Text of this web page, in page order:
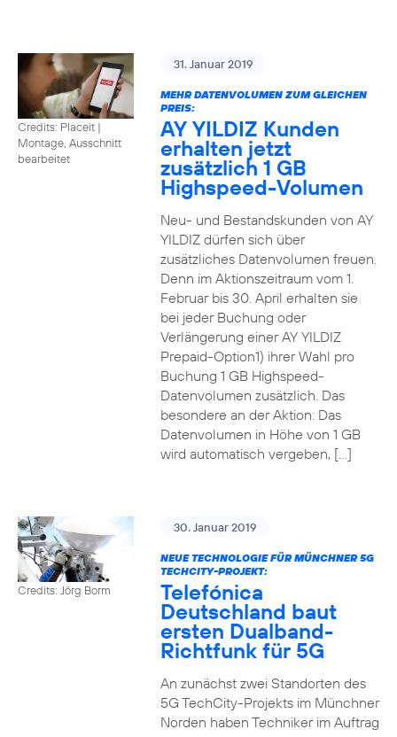
Credits: Placeit |
Montage, Ausschnitt
bearbeitet
31. Januar 2019
MEHR DATENVOLUMEN ZUM GLEICHEN
PREIS:
AY YILDIZ Kunden
erhalten jetzt
zusätzlich 1 GB
Highspeed-Volumen
Neu- und Bestandskunden von AY
YILDIZ dürfen sich über
zusätzliches Datenvolumen freuen.
Denn im Aktionszeitraum vom 1.
Februar bis 30. April erhalten sie
bei jeder Buchung oder
Verlängerung einer AY YILDIZ
Prepaid-Option1) ihrer Wahl pro
Buchung 1 GB Highspeed-
Datenvolumen zusätzlich. Das
besondere an der Aktion: Das
Datenvolumen in Höhe von 1 GB
wird automatisch vergeben, […]
Credits: Jörg Borm
30. Januar 2019
NEUE TECHNOLOGIE FÜR MÜNCHNER 5G
TECHCITY-PROJEKT:
Telefónica
Deutschland baut
ersten Dualband-
Richtfunk für 5G
An zunächst zwei Standorten des
5G TechCity-Projekts im Münchner
Norden haben Techniker im Auftrag